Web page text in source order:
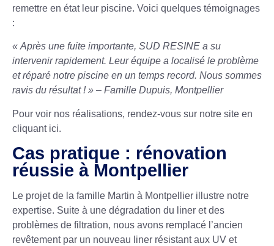
remettre en état leur piscine. Voici quelques témoignages
:
« Après une fuite importante, SUD RESINE a su
intervenir rapidement. Leur équipe a localisé le problème
et réparé notre piscine en un temps record. Nous sommes
ravis du résultat ! » – Famille Dupuis, Montpellier
Pour voir nos réalisations, rendez-vous sur notre site en
cliquant ici.
Cas pratique : rénovation
réussie à Montpellier
Le projet de la famille Martin à Montpellier illustre notre
expertise. Suite à une dégradation du liner et des
problèmes de filtration, nous avons remplacé l’ancien
revêtement par un nouveau liner résistant aux UV et